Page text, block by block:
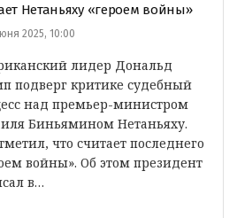
Нетаньяху «героем войны»
2025, 10:00
лидер Дональд
подверг критике судебный
над премьер-министром
Биньямином Нетаньяху.
что считает последнего
войны». Об этом президент
в…